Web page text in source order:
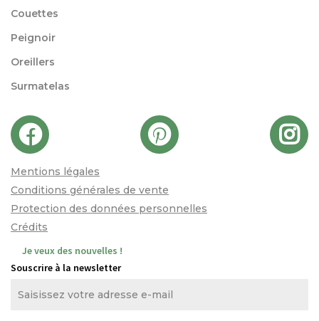
Couettes
Peignoir
Oreillers
Surmatelas
Mentions légales
Conditions générales de vente
Protection des données personnelles
Crédits
Je veux des nouvelles !
Souscrire à la newsletter